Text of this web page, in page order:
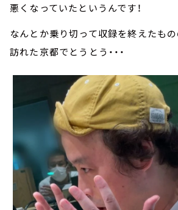
悪くなっていたというんです！
なんとか乗り切って収録を終えたも
訪れた京都でとうとう・・・